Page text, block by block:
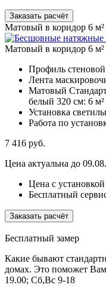
Заказать расчёт
Матовый в коридор 6 м²
Матовый в коридор 6 м²
Профиль
Лента
Матовый
белый 320 см: 6 м²
Установка
Работа по
7 416 руб.
Цена актуальна до
Цена с установкой
Бесплатный
Заказать расчёт
Бесплатный замер
Какие бывают
домах. Это поможет
19.00; Сб,Вс 9-18